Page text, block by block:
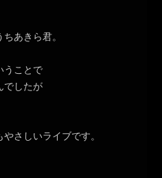
あきら君。
うことで
でしたが
さしいライブです。